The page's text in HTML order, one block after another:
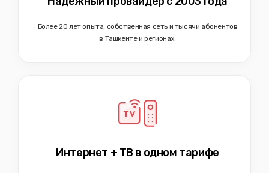
Более 20 лет опыта, собственная сеть и тысячи абонентов
в Ташкенте и регионах.
Интернет + ТВ в одном тарифе